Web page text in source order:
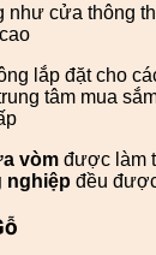
như cửa thông
lắp đặt cho
tâm mua
vòm được làm
nghiệp đều